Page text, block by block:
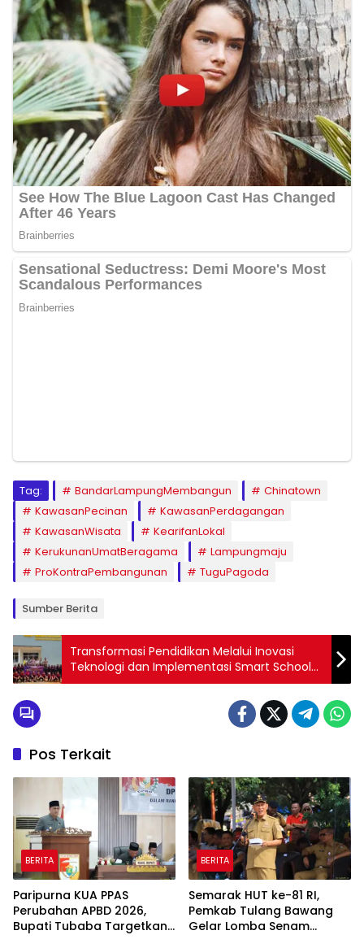
Tag: BandarLampungMembangun
Chinatown
KawasanPecinan
KawasanPerdagangan
KawasanWisata
KearifanLokal
KerukunanUmatBeragama
Lampungmaju
ProKontraPembangunan
TuguPagoda
Sumber Berita
Transformasi Pendidikan Melalui Inovasi
Teknologi dan Implementasi Smart School
Universitas Teknokrat Indonesia di SMKN 1
Pos Terkait
BERITA
Paripurna KUA PPAS
Perubahan APBD 2026,
Bupati Tubaba Targetkan
BERITA
Semarak HUT ke-81 RI,
Pemkab Tulang Bawang
Gelar Lomba Senam